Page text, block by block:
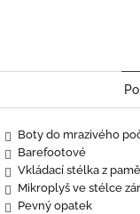
Boty do mrazivého
Barefootové
Vkládací stélka z
Mikroplyš ve stélce
Pevný opatek